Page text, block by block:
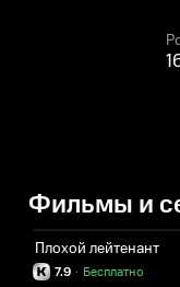
Фильмы и
Плохой лейтенант
7.9 Бесплатно
·